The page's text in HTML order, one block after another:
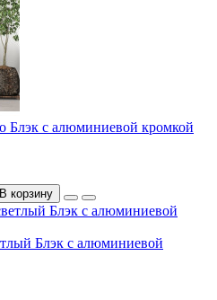
Блэк с алюминиевой кромкой
В корзину
Блэк с алюминиевой